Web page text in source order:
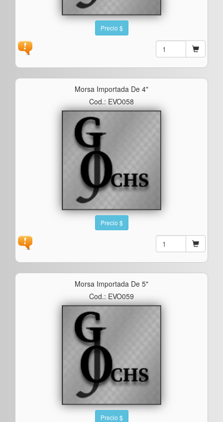
Precio $
Morsa Importada De 4"
Cod.: EVO058
Precio $
Morsa Importada De 5"
Cod.: EVO059
Precio $